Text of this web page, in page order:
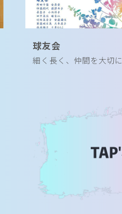
球友会
細く長く、仲間を大切に